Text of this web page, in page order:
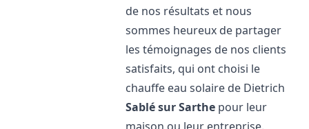
de nos résultats et nous
sommes heureux de partager
les témoignages de nos clients
satisfaits, qui ont choisi le
chauffe eau solaire de Dietrich
Sablé sur Sarthe pour leur